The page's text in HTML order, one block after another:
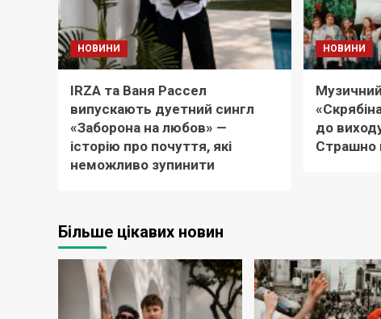
НОВИНИ
IRZA та Ваня Рассел
випускають дуетний сингл
«Заборона на любов» —
історію про почуття, які
неможливо зупинити
НОВИНИ
до
Страшно
Більше цікавих новин